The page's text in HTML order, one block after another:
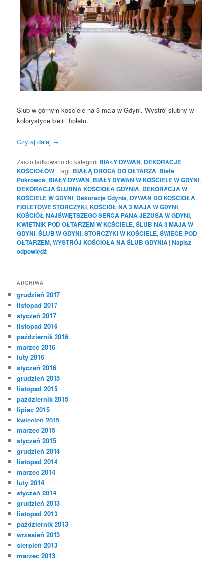
Ślub w górnym kościele na 3 maja w Gdyni. Wystrój ślubny w
kolorystyce bieli i fioletu.
Czytaj dalej →
Zaszufladkowano do kategorii BIAŁY DYWAN, DEKORACJE
KOŚCIOŁÓW |Tagi: BIAŁĄ DROGA DO OŁTARZA, Białe
Pokrowce, BIAŁY DYWAN, BIAŁY DYWAN W KOŚCIELE W GDYNI,
DEKORACJA ŚLUBNA KOŚCIOŁA GDYNIA, DEKORACJA W
KOŚCIELE W GDYNI, Dekoracje Gdynia, DYWAN DO KOŚCIOŁA,
FIOLETOWE STORCZYKI,KOŚCIÓŁ NA 3 MAJA W GDYNI,
KOŚCIÓŁ NAJŚWIĘTSZEGO SERCA PANA JEZUSA W GDYNI,
KWIETNIK POD OŁTARZEM W KOŚCIELE,ŚLUB NA 3 MAJA W
GDYNI,ŚLUB W GDYNI,STORCZYKI W KOŚCIELE,ŚWIECE POD
OŁTARZEM,WYSTRÓJ KOŚCIOŁA NA ŚLUB GDYNIA |Napisz
odpowiedź
ARCHIWA
grudzień 2017
listopad 2017
styczeń 2017
listopad 2016
październik 2016
marzec 2016
luty 2016
styczeń 2016
grudzień 2015
listopad 2015
październik 2015
lipiec 2015
kwiecień 2015
marzec 2015
styczeń 2015
grudzień 2014
listopad 2014
marzec 2014
luty 2014
styczeń 2014
grudzień 2013
listopad 2013
październik 2013
wrzesień 2013
sierpień 2013
marzec 2013